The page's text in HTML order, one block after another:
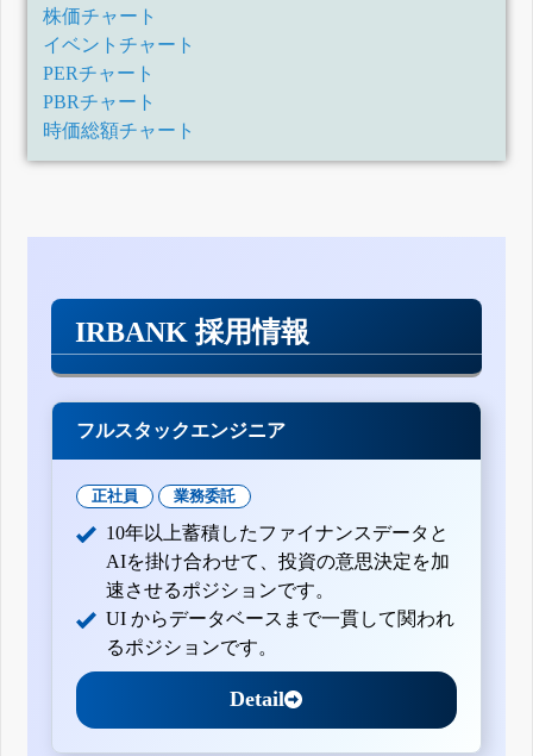
株価チャート
イベントチャート
PERチャート
PBRチャート
時価総額チャート
IRBANK 採用情報
フルスタックエンジニア
正社員 業務委託
10年以上蓄積したファイナンスデータと
AIを掛け合わせて、投資の意思決定を加
速させるポジションです。
UI からデータベースまで一貫して関われ
るポジションです。
Detail